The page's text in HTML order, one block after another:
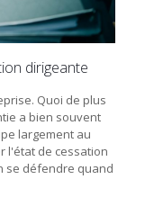
dirigeante
Quoi de plus
a bien souvent
largement au
l'état de cessation
se défendre quand